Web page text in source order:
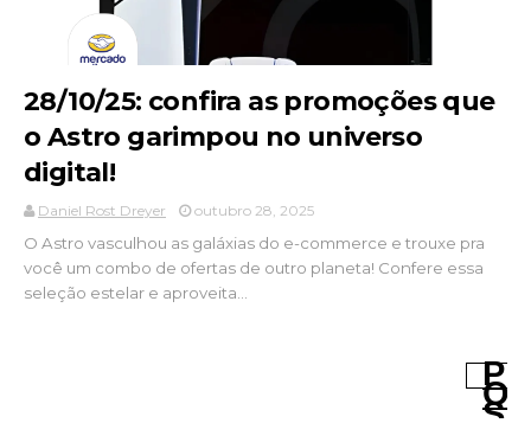
28/10/25: confira as promoções que
o Astro garimpou no universo
digital!
Daniel Rost Dreyer outubro 28, 2025
O Astro vasculhou as galáxias do e-commerce e trouxe pra
você um combo de ofertas de outro planeta! Confere essa
seleção estelar e aproveita...
P
O
S